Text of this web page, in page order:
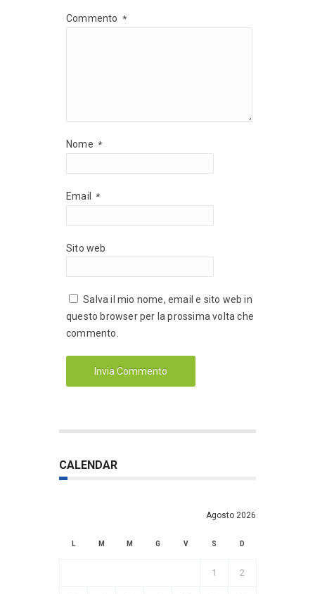
Commento *
Nome *
Email *
Sito web
Salva il mio nome, email e sito web in
questo browser per la prossima volta che
commento.
CALENDAR
Agosto 2026
L M M G V S D
1 2